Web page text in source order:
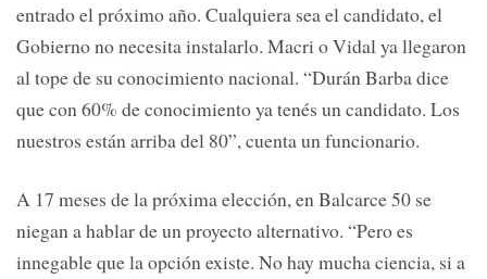
entrado el próximo año. Cualquiera sea el candidato, el
Gobierno no necesita instalarlo. Macri o Vidal ya llegaron
al tope de su conocimiento nacional. “Durán Barba dice
que con 60% de conocimiento ya tenés un candidato. Los
nuestros están arriba del 80”, cuenta un funcionario.
A 17 meses de la próxima elección, en Balcarce 50 se
niegan a hablar de un proyecto alternativo. “Pero es
innegable que la opción existe. No hay mucha ciencia, si a